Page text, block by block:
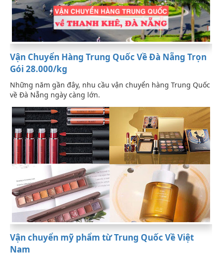
Vận Chuyển Hàng Trung Quốc Về Đà Nẵng Trọn
Gói 28.000/kg
Những năm gần đây, nhu cầu vận chuyển hàng Trung Quốc
về Đà Nẵng ngày càng lớn.
Vận chuyển mỹ phẩm từ Trung Quốc Về Việt
Nam